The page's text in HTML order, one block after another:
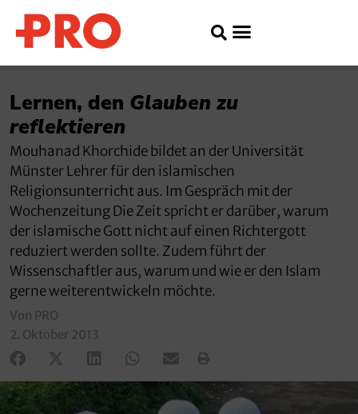
Lernen, den Glauben zu
reflektieren
Mouhanad Khorchide bildet an der Universität
Münster Lehrer für den islamischen
Religionsunterricht aus. Im Gespräch mit der
Wochenzeitung Die Zeit spricht er darüber, warum
der islamische Gott nicht auf einen Richtergott
reduziert werden sollte. Zudem führt der
Wissenschaftler aus, warum und wie er den Islam
gerne weiterentwickeln möchte.
Von PRO
2. Oktober 2013